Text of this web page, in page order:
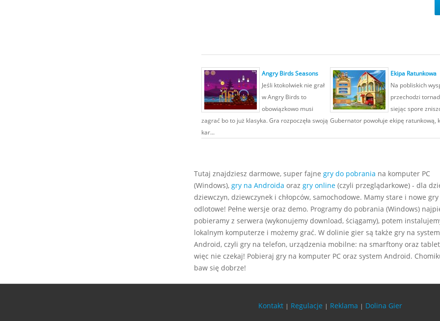
Angry Birds Seasons
Jeśli ktokolwiek nie grał
w Angry Birds to
obowiązkowo musi
zagrać bo to już klasyka. Gra rozpoczęła swoją
kar...
Ekipa Ratunkowa
Na pobliskich
przechodzi
siejąc spore
Gubernator powołuje ekipę ratunkową,
Tutaj znajdziesz darmowe, super fajne gry do pobrania na komputer PC
(Windows), gry na Androida oraz gry online(czyli przeglądarkowe) - dla
dziewczyn, dziewczynek i chłopców, samochodowe. Mamy stare i nowe gry
odlotowe! Pełne wersje oraz demo. Programy do pobrania (Windows)
pobieramy z serwera (wykonujemy download, ściągamy), potem
lokalnym komputerze i możemy grać. W dolinie gier są także gry na system
Android, czyli gry na telefon, urządzenia mobilne: na smarftony oraz
więc nie czekaj! Pobieraj gry na komputer PC oraz system Android.
baw się dobrze!
Kontakt | Regulacje | Reklama | Dolina Gier